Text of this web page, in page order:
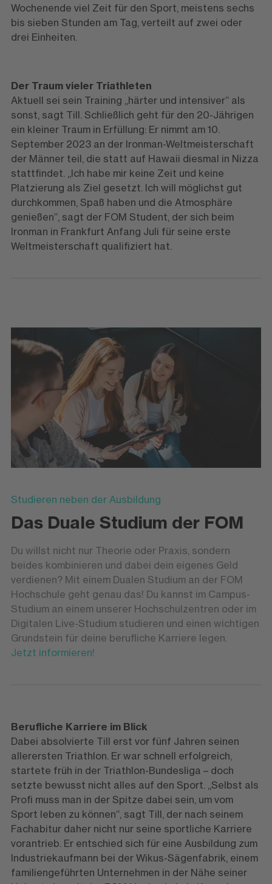
Wochenende viel Zeit für den Sport, meistens sechs
bis sieben Stunden am Tag, verteilt auf zwei oder
drei Einheiten.
Der Traum vieler Triathleten
Aktuell sei sein Training „härter und intensiver“ als
sonst, sagt Till. Schließlich geht für den 20-Jährigen
ein kleiner Traum in Erfüllung: Er nimmt am 10.
September 2023 an der Ironman-Weltmeisterschaft
der Männer teil, die statt auf Hawaii diesmal in Nizza
stattfindet. „Ich habe mir keine Zeit und keine
Platzierung als Ziel gesetzt. Ich will möglichst gut
durchkommen, Spaß haben und die Atmosphäre
genießen“, sagt der FOM Student, der sich beim
Ironman in Frankfurt Anfang Juli für seine erste
Weltmeisterschaft qualifiziert hat.
Studieren neben der Ausbildung
Das Duale Studium der FOM
Du willst nicht nur Theorie oder Praxis, sondern
beides kombinieren und dabei dein eigenes Geld
verdienen? Mit einem Dualen Studium an der FOM
Hochschule geht genau das! Du kannst im Campus-
Studium an einem unserer Hochschulzentren oder im
Digitalen Live-Studium studieren und einen wichtigen
Grundstein für deine berufliche Karriere legen.
Jetzt informieren!
Berufliche Karriere im Blick
Dabei absolvierte Till erst vor fünf Jahren seinen
allerersten Triathlon. Er war schnell erfolgreich,
startete früh in der Triathlon-Bundesliga – doch
setzte bewusst nicht alles auf den Sport. „Selbst als
Profi muss man in der Spitze dabei sein, um vom
Sport leben zu können“, sagt Till, der nach seinem
Fachabitur daher nicht nur seine sportliche Karriere
vorantrieb. Er entschied sich für eine Ausbildung zum
Industriekaufmann bei der Wikus-Sägenfabrik, einem
familiengeführten Unternehmen in der Nähe seiner